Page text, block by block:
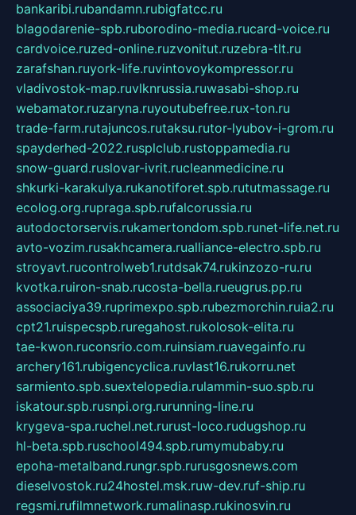
bankaribi.rubandamn.rubigfatcc.ru
blagodarenie-spb.ruborodino-media.rucard-voice.ru
cardvoice.ruzed-online.ruzvonitut.ruzebra-tlt.ru
zarafshan.ruyork-life.ruvintovoykompressor.ru
vladivostok-map.ruvlknrussia.ruwasabi-shop.ru
webamator.ruzaryna.ruyoutubefree.rux-ton.ru
trade-farm.rutajuncos.rutaksu.rutor-lyubov-i-grom.ru
spayderhed-2022.rusplclub.rustoppamedia.ru
snow-guard.ruslovar-ivrit.rucleanmedicine.ru
shkurki-karakulya.rukanotiforet.spb.rututmassage.ru
ecolog.org.rupraga.spb.rufalcorussia.ru
autodoctorservis.rukamertondom.spb.runet-life.net.ru
avto-vozim.rusakhcamera.rualliance-electro.spb.ru
stroyavt.rucontrolweb1.rutdsak74.rukinzozo-ru.ru
kvotka.ruiron-snab.rucosta-bella.rueugrus.pp.ru
associaciya39.ruprimexpo.spb.rubezmorchin.ruia2.ru
cpt21.ruispecspb.ruregahost.rukolosok-elita.ru
tae-kwon.ruconsrio.com.ruinsiam.ruavegainfo.ru
archery161.rubigencyclica.ruvlast16.rukorru.net
sarmiento.spb.suextelopedia.rulammin-suo.spb.ru
iskatour.spb.rusnpi.org.rurunning-line.ru
krygeva-spa.ruchel.net.rurust-loco.rudugshop.ru
hl-beta.spb.ruschool494.spb.rumymubaby.ru
epoha-metalband.rungr.spb.rurusgosnews.com
dieselvostok.ru24hostel.msk.ruw-dev.ruf-ship.ru
regsmi.rufilmnetwork.rumalinasp.rukinosvin.ru